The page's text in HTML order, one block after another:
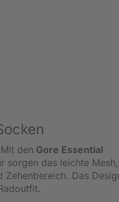
den Gore Essential
sorgen das leichte Mesh,
Das